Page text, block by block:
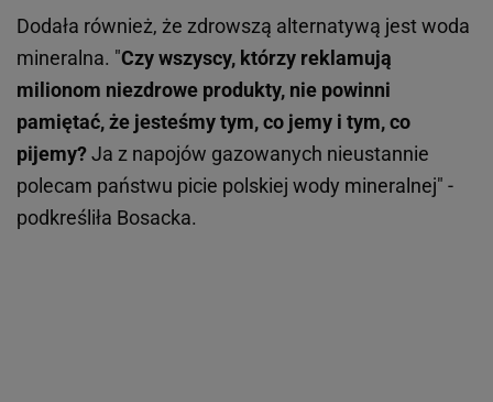
Dodała również, że zdrowszą alternatywą jest woda
mineralna. "Czy wszyscy, którzy reklamują
milionom niezdrowe produkty, nie powinni
pamiętać, że jesteśmy tym, co jemy i tym, co
pijemy?Ja z napojów gazowanych nieustannie
polecam państwu picie polskiej wody mineralnej" -
podkreśliła Bosacka.